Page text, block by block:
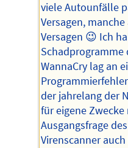
viele Autounfälle
Versagen,
Versagen 😉 Ich
WannaCry lag an
der jahrelang der
für eigene
Ausgangsfrage
Virenscanner